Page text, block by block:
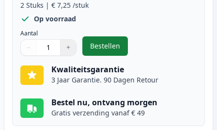
2 Stuks | € 7,25 /stuk
Op voorraad
Aantal
Gebruik de knoppen om aan te passen
− +
1
Bestellen
,2 stuks Canon CLI-571XL
Kwaliteitsgarantie
3 Jaar Garantie. 90 Dagen Retour
Bestel nu, ontvang morgen
Gratis verzending vanaf € 49